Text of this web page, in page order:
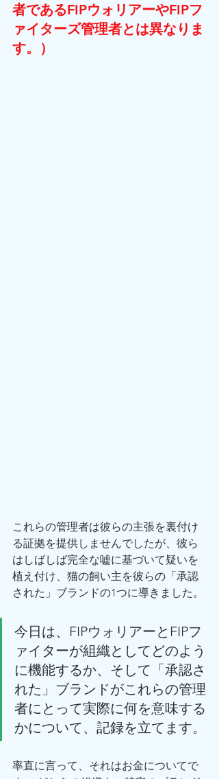
者であるFIPウォリアーやFIPフ
ァイターズ管理者とは異なりま
す。）
これらの管理者は彼らの主張を裏付け
る証拠を提供しませんでしたが、彼ら
はしばしば完全な嘘に基づいて疑いを
植え付け、猫の飼い主を彼らの「承認
された」ブランドの1つに導きました。
今日は、FIPウォリアーとFIPフ
ァイターが組織としてどのよう
に機能するか、そして「承認さ
れた」ブランドがこれらの管理
者にとって実際に何を意味する
かについて、記録を立てます。
率直に言って、それはお金についてで